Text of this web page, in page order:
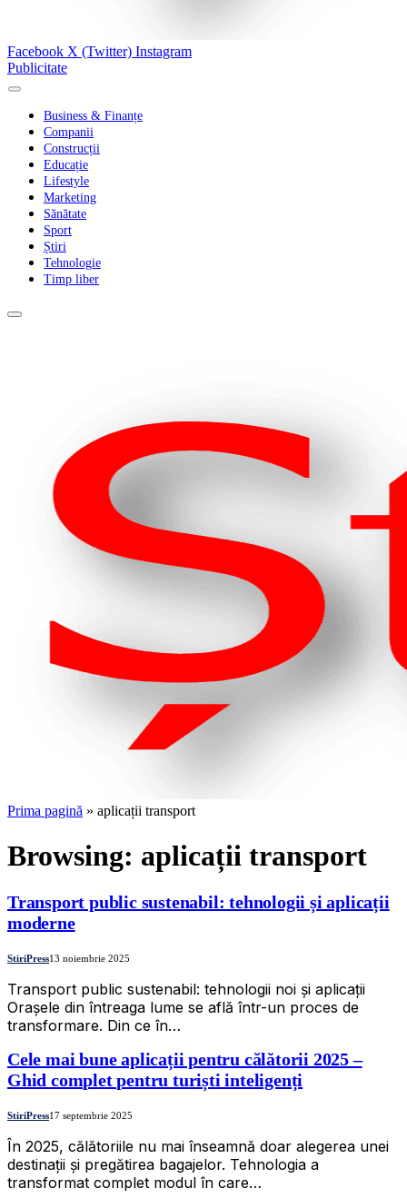
Facebook X (Twitter) Instagram
Publicitate
Business & Finanțe
Companii
Construcții
Educație
Lifestyle
Marketing
Sănătate
Sport
Știri
Tehnologie
Timp liber
Prima pagină » aplicații transport
Browsing: aplicații transport
Transport public sustenabil: tehnologii și aplicații
moderne
StiriPress13 noiembrie 2025
Transport public sustenabil: tehnologii noi și aplicații
Orașele din întreaga lume se află într-un proces de
transformare. Din ce în…
Cele mai bune aplicații pentru călătorii 2025 –
Ghid complet pentru turiști inteligenți
StiriPress17 septembrie 2025
În 2025, călătoriile nu mai înseamnă doar alegerea unei
destinații și pregătirea bagajelor. Tehnologia a
transformat complet modul în care…